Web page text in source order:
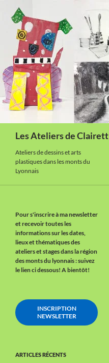
contenu
Les Ateliers de Clairett
Ateliers de dessins et arts
plastiques dans les monts du
Lyonnais
Pour s'inscrire à ma newsletter
et recevoir toutes les
informations sur les dates,
lieux et thématiques des
ateliers et stages dans la région
des monts du lyonnais : suivez
le lien ci dessous! A bientôt!
INSCRIPTION
NEWSLETTER
ARTICLES RÉCENTS